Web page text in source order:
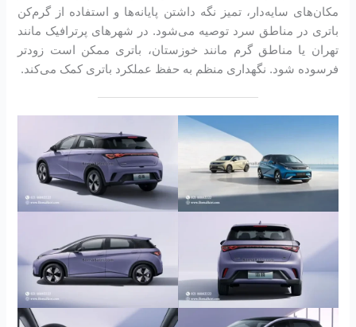
مکان‌های سایه‌دار، تمیز نگه داشتن پایانه‌ها و استفاده از گرم‌کن
باتری در مناطق سرد توصیه می‌شود. در شهرهای پرترافیک مانند
تهران یا مناطق گرم مانند خوزستان، باتری ممکن است زودتر
فرسوده شود. نگهداری منظم به حفظ عملکرد باتری کمک می‌کند.